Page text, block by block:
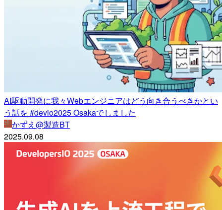
AI駆動開発に我々Webエンジニアはどう向き合うべきかとい
う話を #devio2025 Osakaでしました
かずえ@製造BT
2025.09.08